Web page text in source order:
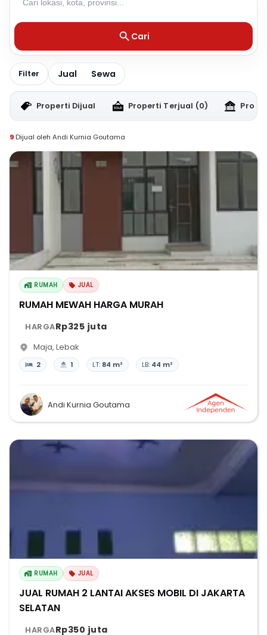
Cari
Filter Jual Sewa
Properti Dijual Properti Terjual (0)
9 Dijual oleh Andi Kurnia Goutama
RUMAH JUAL
RUMAH MEWAH HARGA MURAH
HARGARp325 juta
Maja, Lebak
2 1 LT: 84 m² LB: 44 m²
Andi Kurnia Goutama
RUMAH JUAL
JUAL RUMAH 2 LANTAI AKSES MOBIL DI JAKARTA
SELATAN
HARGARp350 juta